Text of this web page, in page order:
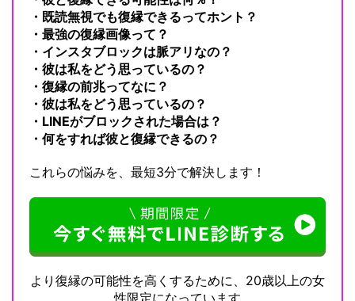
・既読無視でも復縁できるってホント？
・最強の復縁画像って？
・インスタブロックは脈アリなの？
・彼は私をどう思っているの？
・復縁の前兆ってなに？
・彼は私をどう思っているの？
・LINEがブロックされた場合は？
・何をすれば彼と復縁できるの？
これらの悩みを、最短3分で解決します！
より復縁の可能性を高くするために、20歳以上の女